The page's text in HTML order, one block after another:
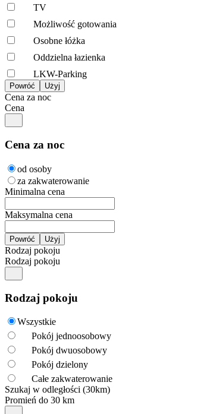
TV
Możliwość gotowania
Osobne łóżka
Oddzielna łazienka
LKW-Parking
Cena za noc
Cena
Cena za noc
od osoby
za zakwaterowanie
Minimalna cena
Maksymalna cena
Rodzaj pokoju
Rodzaj pokoju
Rodzaj pokoju
Wszystkie
Pokój jednoosobowy
Pokój dwuosobowy
Pokój dzielony
Całe zakwaterowanie
Szukaj w odległości (30km)
Promień do 30 km